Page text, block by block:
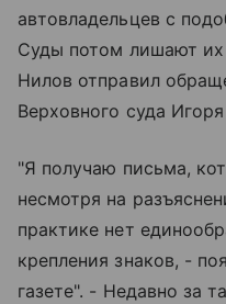
автовладельцев с
Суды потом лишают
Нилов отправил
Верховного суда
"Я получаю письма,
несмотря на
практике нет
крепления знаков, -
газете". - Недавно за